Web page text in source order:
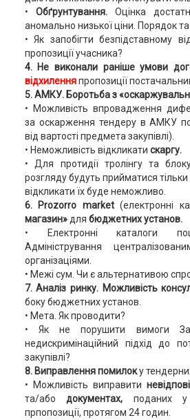
• Обґрунтування.Оцінка
аномально низької ціни. Порядок та
• Як запобігти безпідставному
пропозиції учасника?
4. Не виконали раніше умови
відхиленняпропозиції
5.АМКУ. Боротьба з
• Можливість впровадження
за оскарження тендеру в АМКУ
від вартості предмета закупівлі).
• Неможливість відкликати скаргу.
• Для протидії тролінгу та
розгляду будуть прийматися
відкликати їх буде неможливо.
6. Prozorro market(електронні
магазин»для бюджетних установ.
• Електронні каталоги
Адміністрування
організаціями.
• Межі сум. Чи є альтернативою
7. Аналіз ринку. Можливість
боку бюджетних установ.
• Мета. Як проводити?
• Як не порушити вимоги
недискримінаційний підхід до
закупівлі?
8. Виправлення помилоку
• Можливість виправити
та/абодокументах, поданих у
прпопозиції, протягом 24 годин.